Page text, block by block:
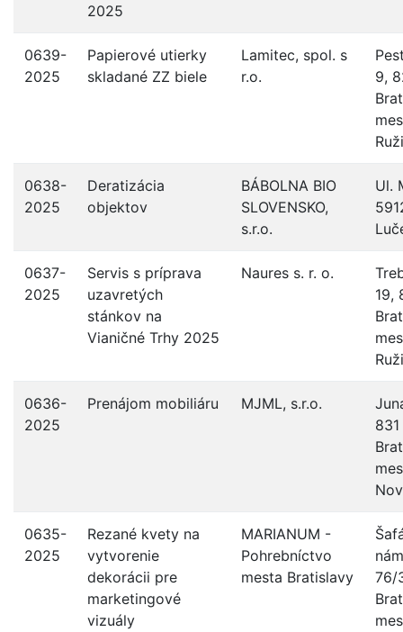
2025
0639-
2025
Papierové utierky
skladané ZZ biele
Lamitec, spol. s
r.o.
9,
0638-
2025
Deratizácia
objektov
BÁBOLNA BIO
SLOVENSKO,
s.r.o.
Ul.
0637-
2025
Servis s príprava
uzavretých
stánkov na
Vianičné Trhy 2025
Naures s. r. o.
19,
0636-
2025
Prenájom mobiliáru MJML, s.r.o.
0635-
2025
Rezané kvety na
vytvorenie
dekorácii pre
marketingové
vizuály
MARIANUM -
Pohrebníctvo
mesta Bratislavy
76/